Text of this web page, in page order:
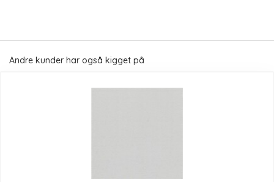
Andre kunder har også kigget på